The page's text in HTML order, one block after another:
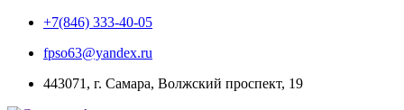
+7(846) 333-40-05
fpso63@yandex.ru
443071, г. Самара, Волжский проспект, 19